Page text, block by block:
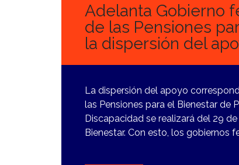
Adelanta Gobierno
de las Pensiones
la dispersión del
La dispersión del apoyo
las Pensiones para el Bienestar de
Discapacidad se realizará del 29
Bienestar. Con esto, los gobiernos